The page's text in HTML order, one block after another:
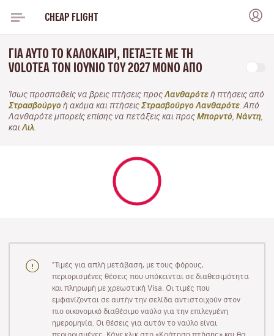
CHEAP FLIGHT
ΓΙΑ ΑΥΤΌ ΤΟ ΚΑΛΟΚΑΊΡΙ, ΠΕΤΆΞΤΕ ΜΕ ΤΗ
VOLOTEA ΤΟΝ ΙΟΎΝΙΟ ΤΟΥ 2027 ΜΌΝΟ ΑΠΌ
Ίσως προσπαθείς να βρεις πτήσεις προς Λανθαρότε ή πτήσεις από
Στρασβούργο ή ακόμα και πτήσεις Στρασβούργο Λανθαρότε . Από
Λανθαρότε μπορείς επίσης να πετάξεις και προς Μπορντό Νάντη
και Λιλ
"Τιμές για απλή μετάβαση, με τους φόρους,
περιορισμένες θέσεις που υπόκεινται σε διαθεσιμότητα
και πληρωμή με χρεωστική Visa. Οι τιμές που
εμφανίζονται σε αυτήν την σελίδα αντιστοιχούν στον
πιο οικονομικό διαθέσιμο ναύλο για την επιλεγμένη
ημερομηνία. Οι θέσεις για αυτόν το ναύλο είναι
περιορισμένες. Κάνε κλικ στο «Κράτηση πτήσης» και θα